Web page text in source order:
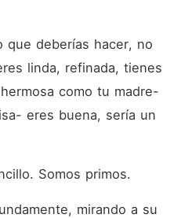
deberías hacer, no
linda, refinada, tienes
como tu madre-
eres buena, sería un
Somos primos.
mirando a su